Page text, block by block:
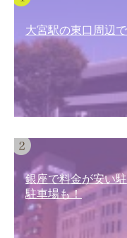
大宮駅の東口周辺
銀座で料金が安い
駐車場も！